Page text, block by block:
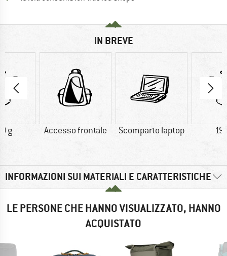
IN BREVE
g Accesso frontale Scomparto laptop
INFORMAZIONI SUI MATERIALI E CARATTERISTICHE
LE PERSONE CHE HANNO VISUALIZZATO, HANNO
ACQUISTATO